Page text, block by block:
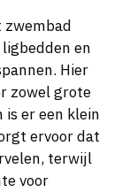
zwembad
en
Hier
zowel grote
is er een klein
ervoor dat
terwijl
voor